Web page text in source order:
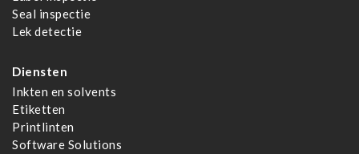
Seal inspectie
Lek detectie
Diensten
Inkten en solvents
Etiketten
Printlinten
Software Solutions